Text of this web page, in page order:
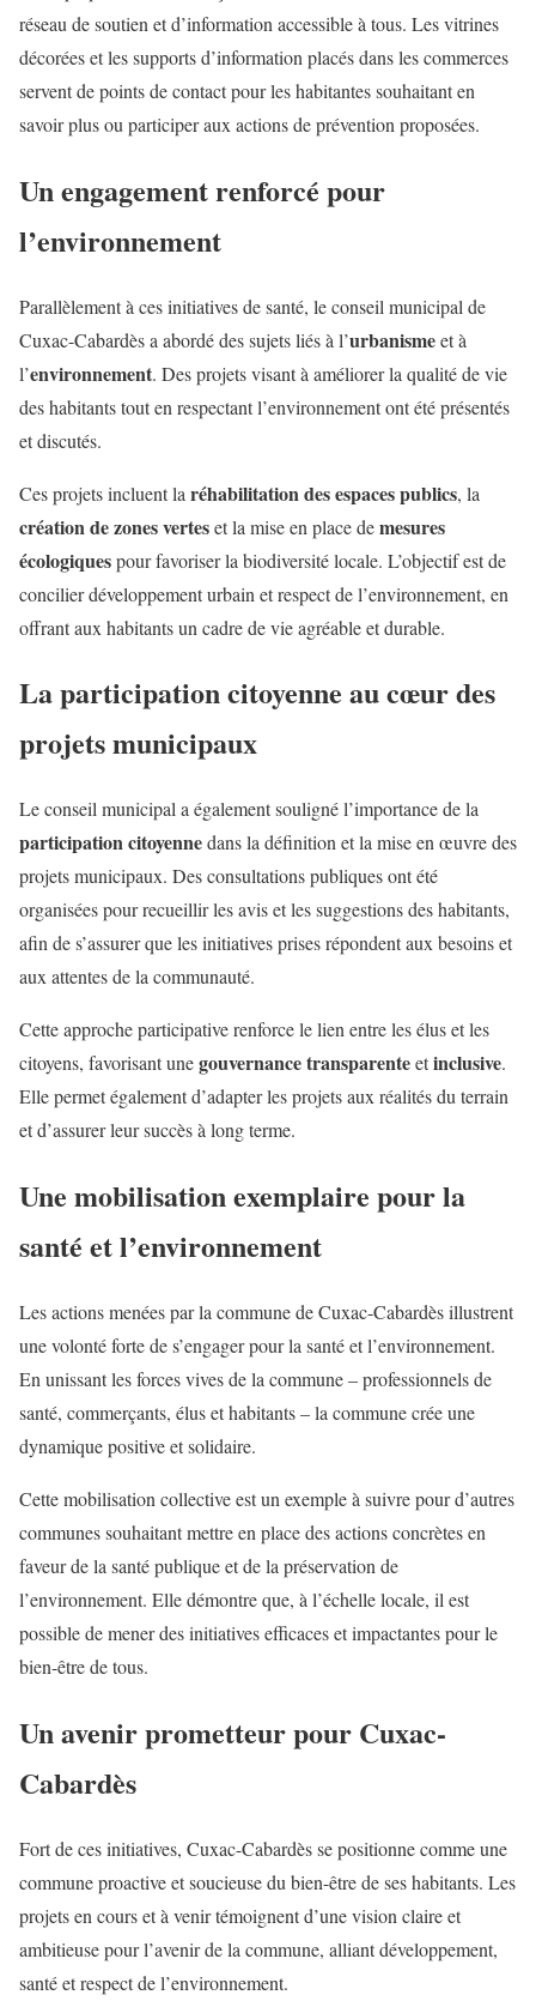
réseau de soutien et d’information accessible à tous. Les vitrines
décorées et les supports d’information placés dans les commerces
servent de points de contact pour les habitantes souhaitant en
savoir plus ou participer aux actions de prévention proposées.
Un engagement renforcé pour
l’environnement
Parallèlement à ces initiatives de santé, le conseil municipal de
Cuxac-Cabardès a abordé des sujets liés à l’urbanismeet à
l’environnement. Des projets visant à améliorer la qualité de vie
des habitants tout en respectant l’environnement ont été présentés
et discutés.
Ces projets incluent la réhabilitation des espaces publics, la
création de zones verteset la mise en place demesures
écologiquespour favoriser la biodiversité locale. L’objectif est de
concilier développement urbain et respect de l’environnement, en
offrant aux habitants un cadre de vie agréable et durable.
La participation citoyenne au cœur des
projets municipaux
Le conseil municipal a également souligné l’importance de la
participation citoyennedans la définition et la mise en œuvre des
projets municipaux. Des consultations publiques ont été
organisées pour recueillir les avis et les suggestions des habitants,
afin de s’assurer que les initiatives prises répondent aux besoins et
aux attentes de la communauté.
Cette approche participative renforce le lien entre les élus et les
citoyens, favorisant unegouvernance transparenteetinclusive.
Elle permet également d’adapter les projets aux réalités du terrain
et d’assurer leur succès à long terme.
Une mobilisation exemplaire pour la
santé et l’environnement
Les actions menées par la commune de Cuxac-Cabardès illustrent
une volonté forte de s’engager pour la santé et l’environnement.
En unissant les forces vives de la commune – professionnels de
santé, commerçants, élus et habitants – la commune crée une
dynamique positive et solidaire.
Cette mobilisation collective est un exemple à suivre pour d’autres
communes souhaitant mettre en place des actions concrètes en
faveur de la santé publique et de la préservation de
l’environnement. Elle démontre que, à l’échelle locale, il est
possible de mener des initiatives efficaces et impactantes pour le
bien-être de tous.
Un avenir prometteur pour Cuxac-
Cabardès
Fort de ces initiatives, Cuxac-Cabardès se positionne comme une
commune proactive et soucieuse du bien-être de ses habitants. Les
projets en cours et à venir témoignent d’une vision claire et
ambitieuse pour l’avenir de la commune, alliant développement,
santé et respect de l’environnement.